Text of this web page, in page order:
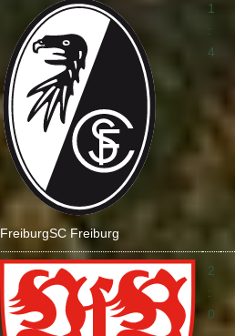
FreiburgSC Freiburg
1
:
4
2
:
0